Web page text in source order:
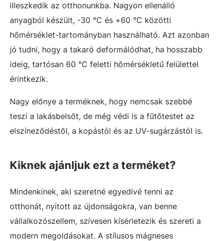
illeszkedik az otthonunkba. Nagyon ellenálló
anyagból készült, -30 °C és +60 °C közötti
hőmérséklet-tartományban használható. Azt azonban
jó tudni, hogy a takaró deformálódhat, ha hosszabb
ideig, tartósan 60 °C feletti hőmérsékletű felülettel
érintkezik.
Nagy előnye a terméknek, hogy nemcsak szebbé
teszi a lakásbelsőt, de még védi is a fűtőtestet az
elszíneződéstől, a kopástól és az UV-sugárzástól is.
Kiknek ajánljuk ezt a terméket?
Mindenkinek, aki szeretné egyedivé tenni az
otthonát, nyitott az újdonságokra, van benne
vállalkozószellem, szívesen kísérletezik és szereti a
modern megoldásokat. A stílusos mágneses